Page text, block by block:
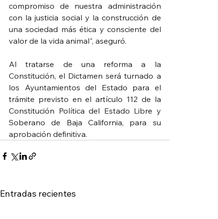
compromiso de nuestra administración
con la justicia social y la construcción de
una sociedad más ética y consciente del
valor de la vida animal", aseguró.
Al tratarse de una reforma a la
Constitución, el Dictamen será turnado a
los Ayuntamientos del Estado para el
trámite previsto en el artículo 112 de la
Constitución Política del Estado Libre y
Soberano de Baja California, para su
aprobación definitiva.
Entradas recientes